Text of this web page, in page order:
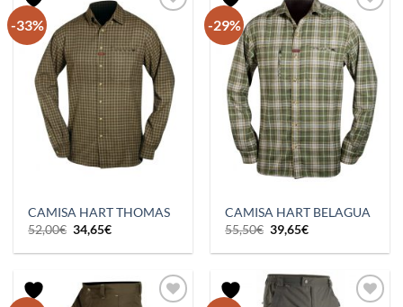
-33%
CAMISA HART THOMAS
52,00€ El
precio
original
34,65€El
actual
-29%
CAMISA HART BELAGUA
55,50€ El
precio
original
55,50€.
39,65€El
actual
39,65€.